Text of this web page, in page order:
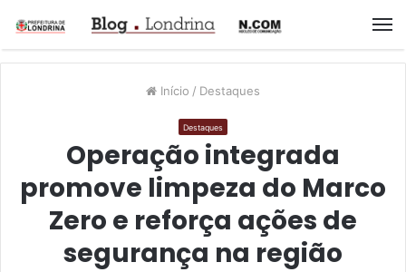
Início / Destaques
Destaques
Operação integrada
promove limpeza do Marco
Zero e reforça ações de
segurança na região